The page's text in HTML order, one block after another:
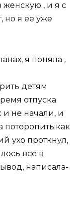
женскую , и я с
но я ее уже
я поняла ,
детям
отпуска
не начали, и
ухо проткнул,
все в
написала-